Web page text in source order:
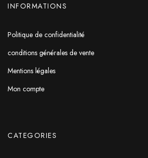
INFORMATIONS
Politique de confidentialité
conditions générales de vente
Mentions légales
Mon compte
CATEGORIES